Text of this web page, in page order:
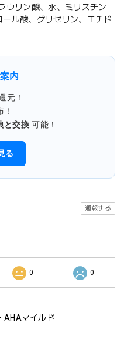
ウリン酸、水、ミリスチン
ル酸、グリセリン、エチド
内
元！
と交換 可能！
る
通報する
0 0
AHAマイルド